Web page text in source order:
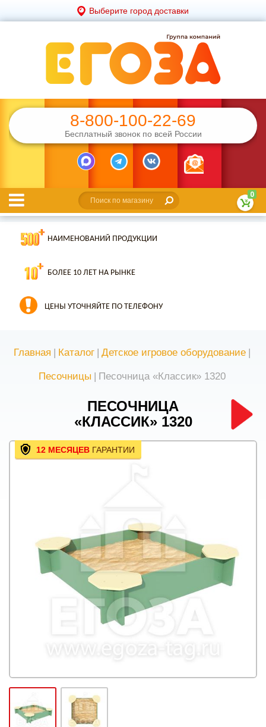
Выберите город доставки
8-800-100-22-69
Бесплатный звонок по всей России
0
НАИМЕНОВАНИЙ ПРОДУКЦИИ
БОЛЕЕ 10 ЛЕТ НА РЫНКЕ
ЦЕНЫ УТОЧНЯЙТЕ ПО ТЕЛЕФОНУ
Главная | Каталог | Детское игровое оборудование |
Песочницы | Песочница «Классик» 1320
ПЕСОЧНИЦА
«КЛАССИК» 1320
12 МЕСЯЦЕВ ГАРАНТИИ